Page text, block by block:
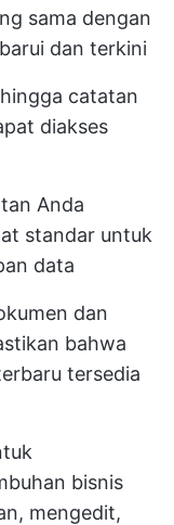
sama dengan
dan terkini
catatan
diakses
Anda
standar untuk
data
dan
bahwa
tersedia
bisnis
mengedit,